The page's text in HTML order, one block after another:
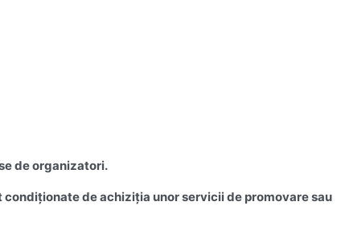
de organizatori.
de achiziția unor servicii de promovare sau